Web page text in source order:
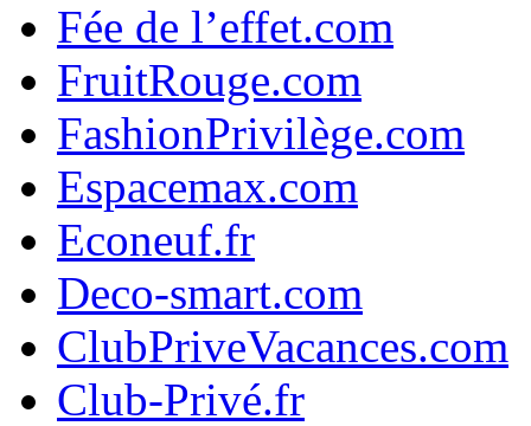
Fée de l’effet.com
FruitRouge.com
FashionPrivilège.com
Espacemax.com
Econeuf.fr
Deco-smart.com
ClubPriveVacances.com
Club-Privé.fr